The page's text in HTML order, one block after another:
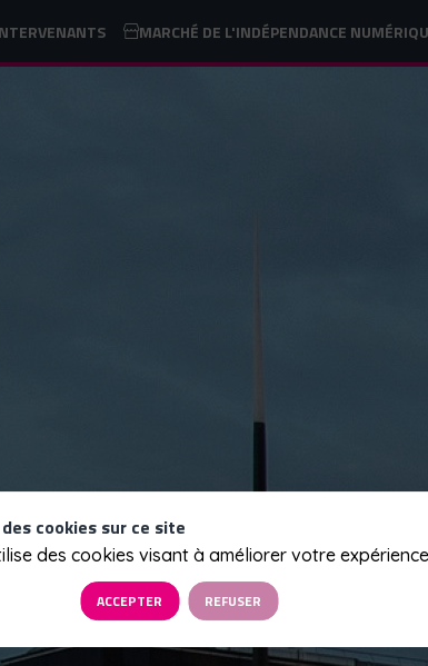
MARCHÉ DE L'INDÉPENDANCE
cookies sur ce site
des cookies visant à améliorer votre
ACCEPTER REFUSER